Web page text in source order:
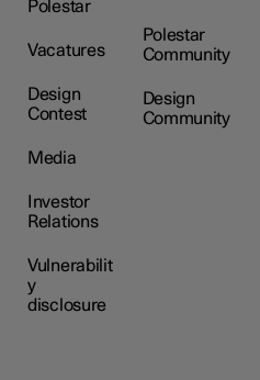
Polestar
Vacatures
Design
Contest
Media
Investor
Relations
Vulnerabilit
y
disclosure
Polestar
Community
Design
Community